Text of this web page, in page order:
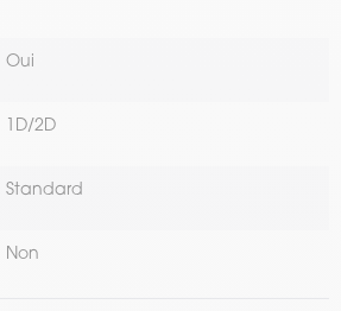
Oui
1D/2D
Standard
Non